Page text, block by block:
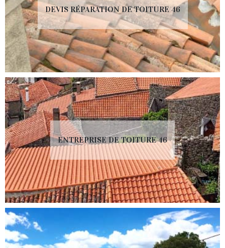
DEVIS RÉPARATION DE TOITURE 46
ENTREPRISE DE TOITURE 46